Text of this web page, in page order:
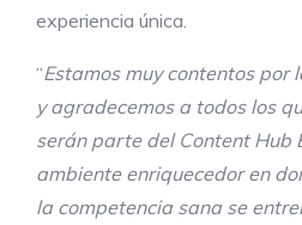
experiencia única.
“Estamos muy contentos por
y agradecemos a todos los
serán parte del Content Hub
ambiente enriquecedor en
la competencia sana se